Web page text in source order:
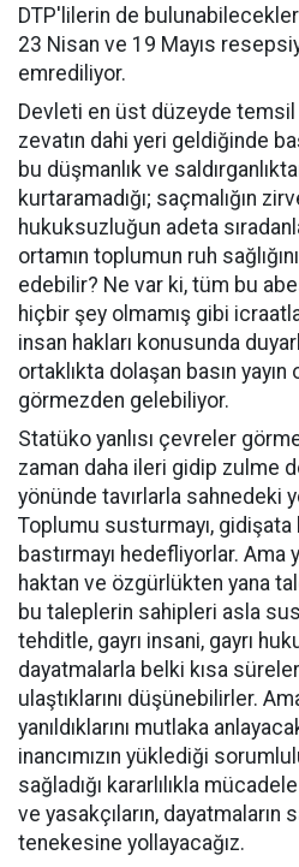
DTP'lilerin de
23 Nisan ve 19 Mayıs
emrediliyor.
Devleti en üst düzeyde
zevatın dahi yeri geldiğinde
bu düşmanlık ve
kurtaramadığı; saçmalığın
hukuksuzluğun adeta
ortamın toplumun ruh
edebilir? Ne var ki, tüm bu
hiçbir şey olmamış gibi
insan hakları konusunda
ortaklıkta dolaşan basın
görmezden gelebiliyor.
Statüko yanlısı çevreler
zaman daha ileri gidip zulme
yönünde tavırlarla sahnedeki
Toplumu susturmayı, gidişata
bastırmayı hedefliyorlar. Ama
haktan ve özgürlükten yana
bu taleplerin sahipleri asla
tehditle, gayrı insani, gayrı
dayatmalarla belki kısa
ulaştıklarını düşünebilirler.
yanıldıklarını mutlaka
inancımızın yüklediği
sağladığı kararlılıkla
ve yasakçıların, dayatmaların
tenekesine yollayacağız.